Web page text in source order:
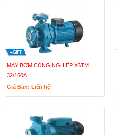
MÁY BƠM CÔNG NGHIỆP XSTM
32/160A
Giá Bán: Liên hệ